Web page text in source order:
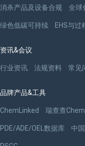
消杀产品及设备合规 全球
绿色低碳可持续 EHS与过
资讯&会议
行业资讯 法规资料 常见
品牌产品&工具
ChemLinked 瑞查查
PDE/ADE/OEL数据库 中